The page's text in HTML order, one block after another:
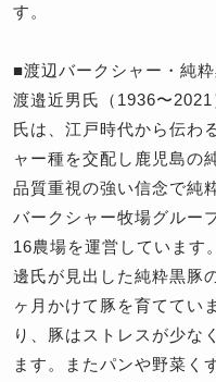
す。
■渡辺バークシャー・純
渡邉近男氏（1936〜
氏は、江戸時代から伝わ
ャー種を交配し鹿児島の
品質重視の強い信念で純
バークシャー牧場グルー
16農場を運営しています
邊氏が見出した純粋黒豚
ヶ月かけて豚を育ててい
り、豚はストレスが少な
ます。またパンや野菜く